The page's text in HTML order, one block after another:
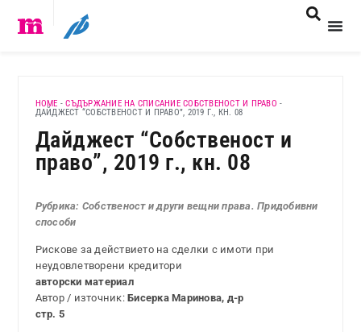
HOME -СЪДЪРЖАНИЕ НА СПИСАНИЕ СОБСТВЕНОСТ И ПРАВО -
ДАЙДЖЕСТ “СОБСТВЕНОСТ И ПРАВО”, 2019 Г., КН. 08
Дайджест “Собственост и
право”, 2019 г., кн. 08
Рубрика: Собственост и други вещни права. Придобивни
способи
Рискове за действието на сделки с имоти при
неудовлетворени кредитори
авторски материал
Автор / източник:Бисерка Маринова, д-р
стр. 5